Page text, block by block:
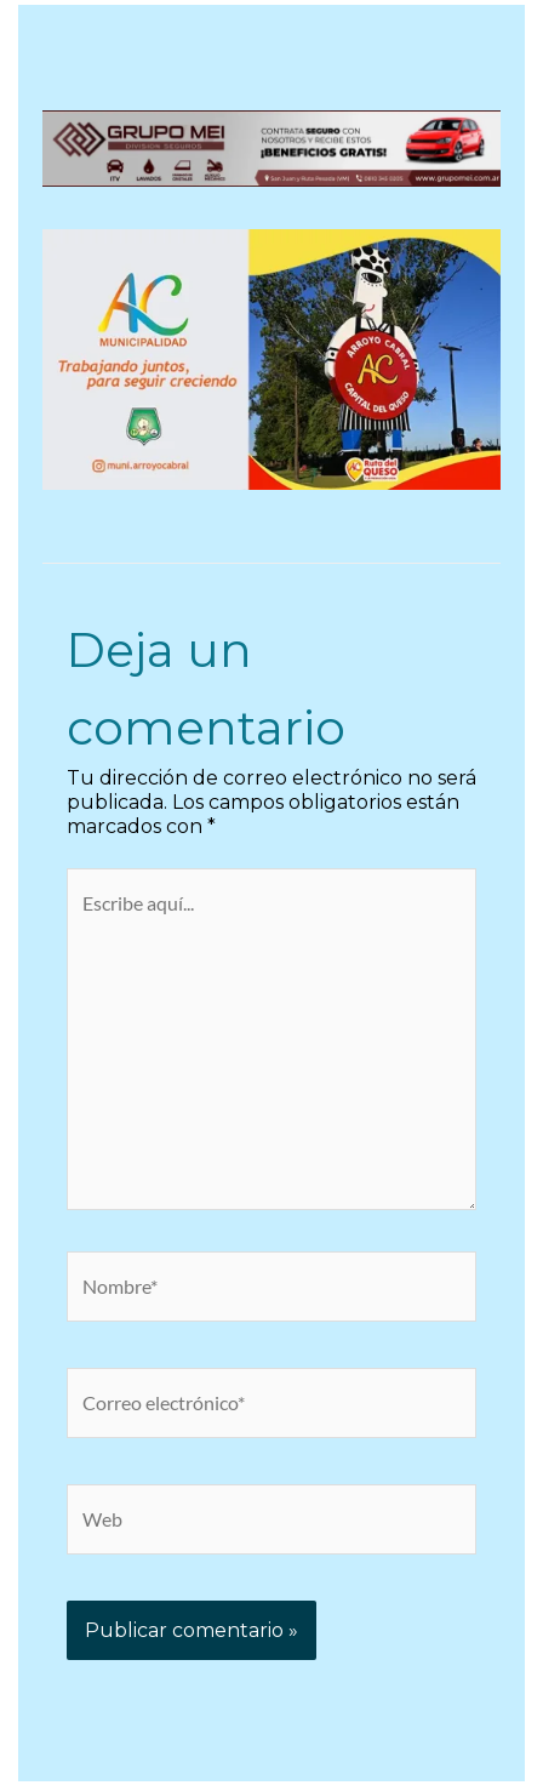
Deja un
comentario
Tu dirección de correo electrónico no será
publicada. Los campos obligatorios están
marcados con *
electrónico*